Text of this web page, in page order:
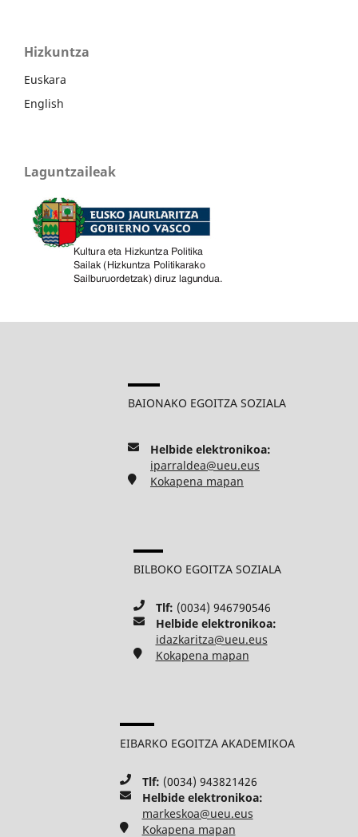
Hizkuntza
Euskara
English
Laguntzaileak
BAIONAKO EGOITZA SOZIALA
Helbide elektronikoa:
iparraldea@ueu.eus
Kokapena mapan
BILBOKO EGOITZA SOZIALA
Tlf: (0034) 946790546
Helbide elektronikoa:
idazkaritza@ueu.eus
Kokapena mapan
EIBARKO EGOITZA AKADEMIKOA
Tlf: (0034) 943821426
Helbide elektronikoa:
markeskoa@ueu.eus
Kokapena mapan